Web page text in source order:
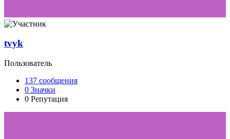
tvyk
Пользователь
137 сообщения
0 Значки
0 Репутация